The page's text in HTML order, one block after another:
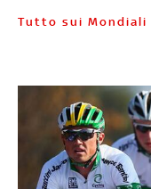
Tutto sui